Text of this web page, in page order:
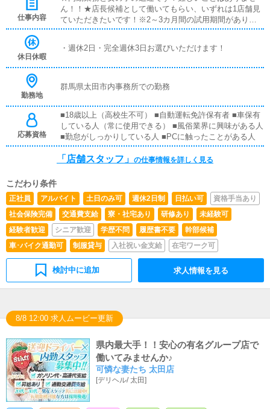
仕事内容
ん！！★店長候補として働いてもらい、いずれは1店舗見
ていただきたいです！※2～3カ月間の試用期間がありま
す。★店長になっていただけたら売り上げに応じた歩合も
休日休暇
・週休2日・完全週休3日お選びいただけます！
勤務地
群馬県太田市内事務所での勤務
応募資格
■18歳以上（高校生不可） ■自動運転免許保有者 ■車保有
している人（常に使用できる） ■風俗業界に興味がある人
■勤怠がしっかりしている人 ■PCに触ったことがある人
「店舗スタッフ」 の仕事情報を詳しく見る
こだわり条件
正社員 アルバイト 土日のみ可 週休2日制 日払い可
資格手当あり
社会保険完備
交通費支給 寮・社宅あり 研修あり
未経験可
経験者歓迎
シニア歓迎 学歴不問 履歴書不要
幹部候補
車･バイク通勤可
制服貸与 入社祝い金支給 在宅ワーク可
検討中に追加 求人情報を見る
8/8 12:00 求人ムービー更新
県内最大手！！安心の有名グループ店で
働いてみませんか♪
可憐な妻たち 太田店
[デリヘル/ 太田]